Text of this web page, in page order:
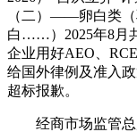
（二）——卵白类
白……）2025年8月
企业用好AEO、
给国外律例及准入
超标报歉。
经商市场监管总